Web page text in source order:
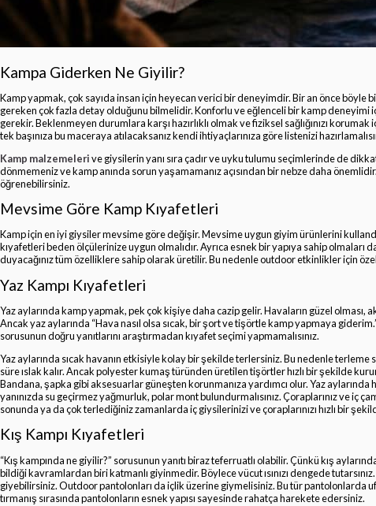
Kampa Giderken Ne Giyilir?
Kamp yapmak, çok sayıda insan için heyecan verici bir deneyimdir. Bir an önce böyle
gereken çok fazla detay olduğunu bilmelidir. Konforlu ve eğlenceli bir kamp deneyimi
gerekir. Beklenmeyen durumlara karşı hazırlıklı olmak ve fiziksel sağlığınızı
tek başınıza bu maceraya atılacaksanız kendi ihtiyaçlarınıza göre listenizi
Kamp malzemelerive giysilerin yanı sıra çadır ve uyku tulumu seçimlerinde de
dönmemeniz ve kamp anında sorun yaşamamanız açısından bir nebze daha
öğrenebilirsiniz.
Mevsime Göre Kamp Kıyafetleri
Kamp için en iyi giysiler mevsime göre değişir. Mevsime uygun giyim ürünlerini
kıyafetleri beden ölçülerinize uygun olmalıdır. Ayrıca esnek bir yapıya sahip
duyacağınız tüm özelliklere sahip olarak üretilir. Bu nedenle outdoor etkinlikler için
Yaz Kampı Kıyafetleri
Yaz aylarında kamp yapmak, pek çok kişiye daha cazip gelir. Havaların güzel olması,
Ancak yaz aylarında “Hava nasıl olsa sıcak, bir şort ve tişörtle kamp yapmaya
sorusunun doğru yanıtlarını araştırmadan kıyafet seçimi yapmamalısınız.
Yaz aylarında sıcak havanın etkisiyle kolay bir şekilde terlersiniz. Bu nedenle terleme
süre ıslak kalır. Ancak polyester kumaş türünden üretilen tişörtler hızlı bir şekilde
Bandana, şapka gibi aksesuarlar güneşten korunmanıza yardımcı olur. Yaz
yanınızda su geçirmez yağmurluk, polar mont bulundurmalısınız. Çoraplarınız ve iç
sonunda ya da çok terlediğiniz zamanlarda iç giysilerinizi ve çoraplarınızı hızlı bir
Kış Kampı Kıyafetleri
“Kış kampında ne giyilir?” sorusunun yanıtı biraz teferruatlı olabilir. Çünkü kış
bildiği kavramlardan biri katmanlı giyinmedir. Böylece vücut ısınızı dengede
giyebilirsiniz. Outdoor pantolonları da içlik üzerine giymelisiniz. Bu tür pantolonlarda
tırmanış sırasında pantolonların esnek yapısı sayesinde rahatça harekete edersiniz.